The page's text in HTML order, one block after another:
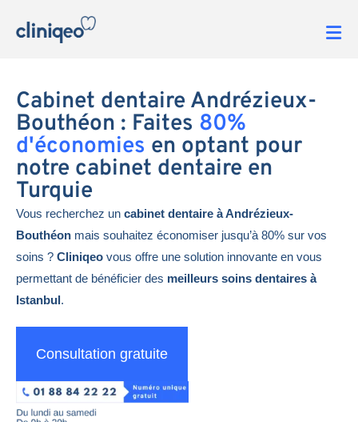
Cabinet dentaire Andrézieux-
Bouthéon : Faites 80%
d'économies en optant pour
notre cabinet dentaire en
Turquie
Vous recherchez un cabinet dentaire à Andrézieux-
Bouthéon mais souhaitez économiser jusqu’à 80% sur vos
soins ? Cliniqeo vous offre une solution innovante en vous
permettant de bénéficier des meilleurs soins dentaires à
Istanbul.
Consultation gratuite